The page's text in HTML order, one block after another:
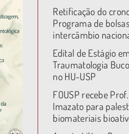
Retificação do
Programa de
intercâmbio
Edital de Estágio
Traumatologia
no HU-USP
FOUSP recebe
Imazato para
biomateriais